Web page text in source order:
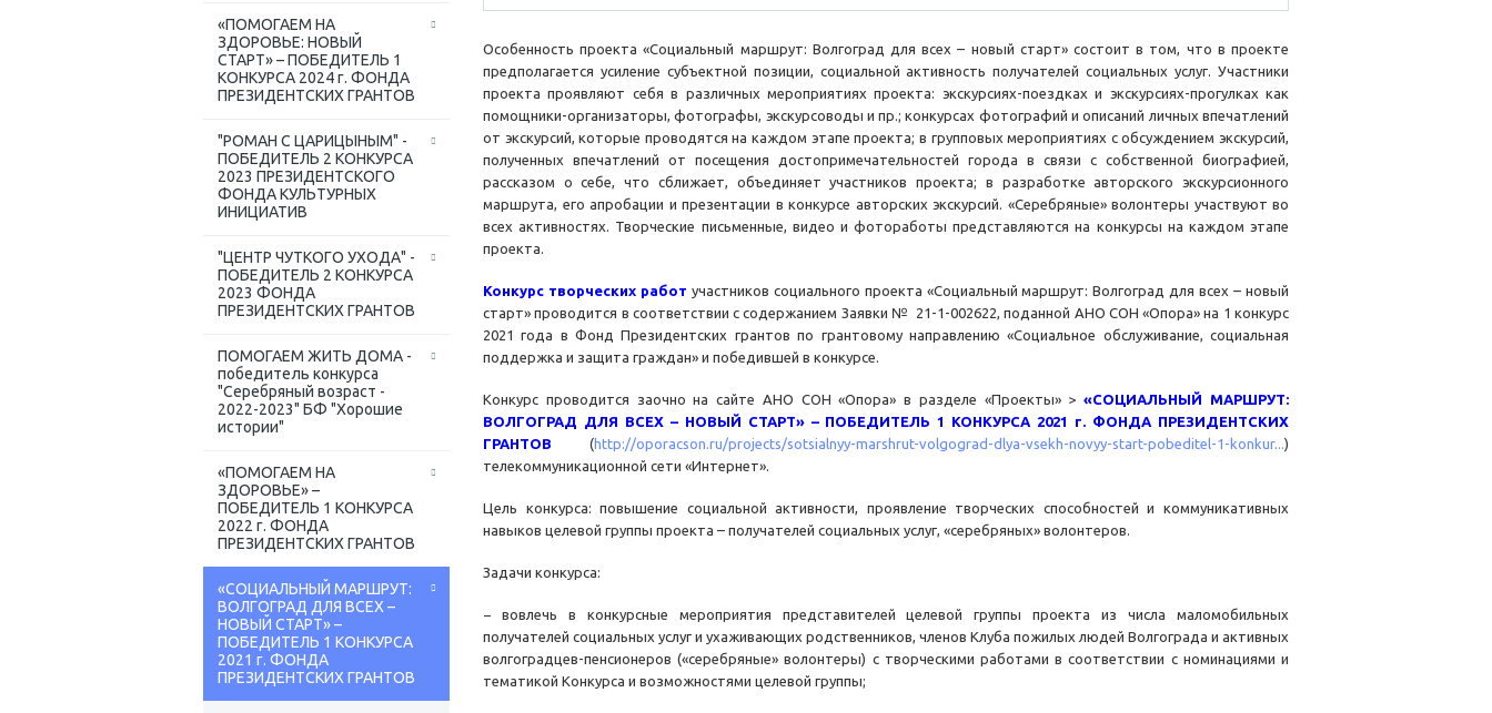
«ПОМОГАЕМ НА
ЗДОРОВЬЕ: НОВЫЙ
СТАРТ» – ПОБЕДИТЕЛЬ 1
КОНКУРСА 2024 г. ФОНДА
ПРЕЗИДЕНТСКИХ ГРАНТОВ
"РОМАН С ЦАРИЦЫНЫМ" -
ПОБЕДИТЕЛЬ 2 КОНКУРСА
2023 ПРЕЗИДЕНТСКОГО
ФОНДА КУЛЬТУРНЫХ
ИНИЦИАТИВ
"ЦЕНТР ЧУТКОГО УХОДА" -
ПОБЕДИТЕЛЬ 2 КОНКУРСА
2023 ФОНДА
ПРЕЗИДЕНТСКИХ ГРАНТОВ
ПОМОГАЕМ ЖИТЬ ДОМА -
победитель конкурса
"Серебряный возраст -
2022-2023" БФ "Хорошие
истории"
«ПОМОГАЕМ НА
ЗДОРОВЬЕ» –
ПОБЕДИТЕЛЬ 1 КОНКУРСА
2022 г. ФОНДА
ПРЕЗИДЕНТСКИХ ГРАНТОВ
«СОЦИАЛЬНЫЙ МАРШРУТ:
ВОЛГОГРАД ДЛЯ ВСЕХ –
НОВЫЙ СТАРТ» –
ПОБЕДИТЕЛЬ 1 КОНКУРСА
2021 г. ФОНДА
ПРЕЗИДЕНТСКИХ ГРАНТОВ
Особенность проекта «Социальный маршрут: Волгоград для всех – новый старт» состоит в том, что в проекте
предполагается усиление субъектной позиции, социальной активность получателей социальных услуг. Участники
проекта проявляют себя в различных мероприятиях проекта: экскурсиях-поездках и экскурсиях-прогулках как
помощники-организаторы, фотографы, экскурсоводы и пр.; конкурсах фотографий и описаний личных впечатлений
от экскурсий, которые проводятся на каждом этапе проекта; в групповых мероприятиях с обсуждением экскурсий,
полученных впечатлений от посещения достопримечательностей города в связи с собственной биографией,
рассказом о себе, что сближает, объединяет участников проекта; в разработке авторского экскурсионного
маршрута, его апробации и презентации в конкурсе авторских экскурсий. «Серебряные» волонтеры участвуют во
всех активностях. Творческие письменные, видео и фотоработы представляются на конкурсы на каждом этапе
проекта.
Конкурс творческих работ участников социального проекта «Социальный маршрут: Волгоград для всех – новый
старт» проводится в соответствии с содержанием Заявки № 21-1-002622, поданной АНО СОН «Опора» на 1 конкурс
2021 года в Фонд Президентских грантов по грантовому направлению «Социальное обслуживание, социальная
поддержка и защита граждан» и победившей в конкурсе.
Конкурс проводится заочно на сайте АНО СОН «Опора» в разделе «Проекты» >«СОЦИАЛЬНЫЙ МАРШРУТ:
ВОЛГОГРАД ДЛЯ ВСЕХ – НОВЫЙ СТАРТ» – ПОБЕДИТЕЛЬ 1 КОНКУРСА 2021 г. ФОНДА ПРЕЗИДЕНТСКИХ
ГРАНТОВ (http://oporacson.ru/projects/sotsialnyy-marshrut-volgograd-dlya-vsekh-novyy-start-pobeditel-1-konkur...)
телекоммуникационной сети «Интернет».
Цель конкурса: повышение социальной активности, проявление творческих способностей и коммуникативных
навыков целевой группы проекта – получателей социальных услуг, «серебряных» волонтеров.
Задачи конкурса:
− вовлечь в конкурсные мероприятия представителей целевой группы проекта из числа маломобильных
получателей социальных услуг и ухаживающих родственников, членов Клуба пожилых людей Волгограда и активных
волгоградцев-пенсионеров («серебряные» волонтеры) с творческими работами в соответствии с номинациями и
тематикой Конкурса и возможностями целевой группы;